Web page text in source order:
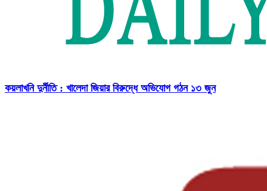
কয়লাখনি দুর্নীতি : খালেদা জিয়ার বিরুদ্ধে অভিযোগ গঠন ১৩ জুন